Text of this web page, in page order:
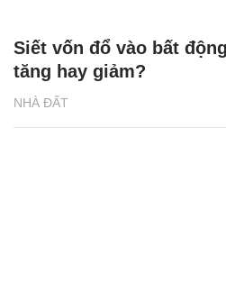
NHÀ ĐẤT
Siết vốn đổ vào bất
tăng hay giảm?